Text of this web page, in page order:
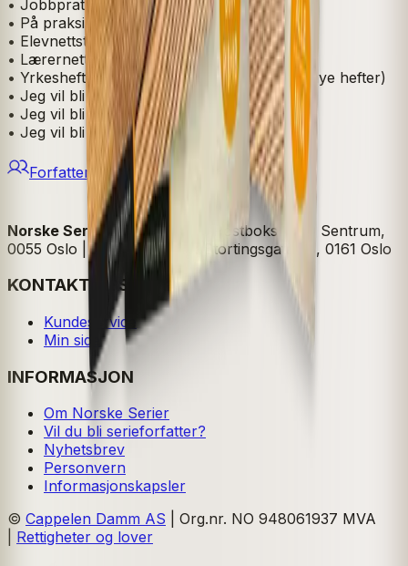
• Jobbprat
• På praksisplassen
• Elevnettsted med innlest tekst
• Lærernettsted med innlest tekst
• Yrkeshefter (serien vil stadig utvikles med nye hefter)
• Jeg vil bli renholder
• Jeg vil bli fiskeindustriarbeider
• Jeg vil bli helsefagarbeider
Forfattere
Norske Serier | Postadresse: Postboks 1900 Sentrum,
0055 Oslo | Besøksadresse: Stortingsgata 28, 0161 Oslo
KONTAKT OSS
Kundeservice
Min side
INFORMASJON
Om Norske Serier
Vil du bli serieforfatter?
Nyhetsbrev
Personvern
Informasjonskapsler
© Cappelen Damm AS | Org.nr. NO 948061937 MVA
Rettigheter og lover